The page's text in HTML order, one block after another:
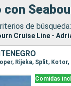
de búsqueda:
Cruise Line -
Rijeka, Split, Kotor,
Comidas